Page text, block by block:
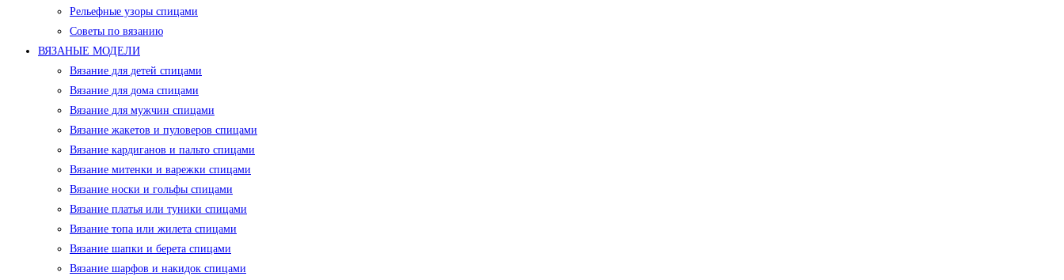
Рельефные узоры спицами
Советы по вязанию
ВЯЗАНЫЕ МОДЕЛИ
Вязание для детей спицами
Вязание для дома спицами
Вязание для мужчин спицами
Вязание жакетов и пуловеров спицами
Вязание кардиганов и пальто спицами
Вязание митенки и варежки спицами
Вязание носки и гольфы спицами
Вязание платья или туники спицами
Вязание топа или жилета спицами
Вязание шапки и берета спицами
Вязание шарфов и накидок спицами